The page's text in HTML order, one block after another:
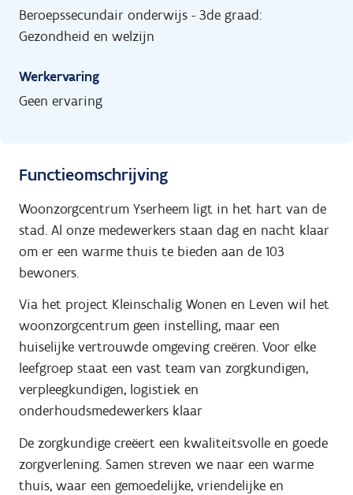
Beroepssecundair onderwijs - 3de graad:
Gezondheid en welzijn
Werkervaring
Geen ervaring
Functieomschrijving
Woonzorgcentrum Yserheem ligt in het hart van de
stad. Al onze medewerkers staan dag en nacht klaar
om er een warme thuis te bieden aan de 103
bewoners.
Via het project Kleinschalig Wonen en Leven wil het
woonzorgcentrum geen instelling, maar een
huiselijke vertrouwde omgeving creëren. Voor elke
leefgroep staat een vast team van zorgkundigen,
verpleegkundigen, logistiek en
onderhoudsmedewerkers klaar
De zorgkundige creëert een kwaliteitsvolle en goede
zorgverlening. Samen streven we naar een warme
thuis, waar een gemoedelijke, vriendelijke en